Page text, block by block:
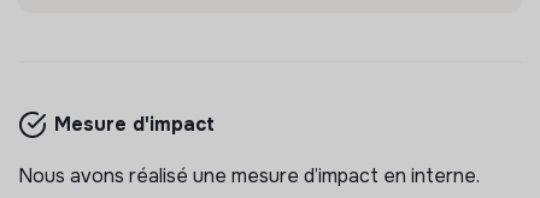
Mesure d'impact
Nous avons réalisé une mesure d’impact en interne.